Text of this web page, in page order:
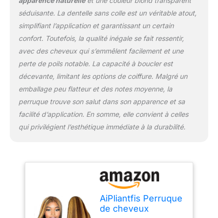
le permanenter selon vos
propres besoins. Mais
veuillez procéder sous la
professionnel Occasions
: la perruque en dentelle
AiPliantfis montrera votre
charme et votre beauté,
mariages, les fêtes, le
travail et la vie
quotidienne. C'est
également un bon choix
livraison pour Amazon
Prime, retour et échange
inconditionnels. Mais
veuillez faire attention à
séduisante. La dentelle sans colle est un véritable atout,
simplifiant l’application et garantissant un certain
confort. Toutefois, la qualité inégale se fait ressentir,
avec des cheveux qui s’emmêlent facilement et une
perte de poils notable. La capacité à boucler est
décevante, limitant les options de coiffure. Malgré un
emballage peu flatteur et des notes moyenne, la
perruque trouve son salut dans son apparence et sa
facilité d’application. En somme, elle convient à celles
qui privilégient l’esthétique immédiate à la durabilité.
AiPliantfis Perruque
de cheveux